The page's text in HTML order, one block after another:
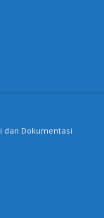
dan Dokumentasi